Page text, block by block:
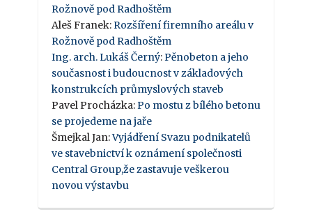
Rožnově pod Radhoštěm
Aleš Franek: Rozšíření firemního areálu v
Rožnově pod Radhoštěm
Ing. arch. Lukáš Černý: Pěnobeton a jeho
současnost i budoucnost v základových
konstrukcích průmyslových staveb
Pavel Procházka: Po mostu z bílého betonu
se projedeme na jaře
Šmejkal Jan:Vyjádření Svazu podnikatelů
ve stavebnictví k oznámení společnosti
Central Group,že zastavuje veškerou
novou výstavbu